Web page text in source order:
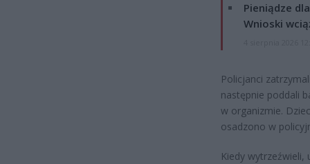
Pieniądze
Wnioski
Policjanci
następnie poddali
w organizmie.
osadzono w
Kiedy wytrzeźwieli,